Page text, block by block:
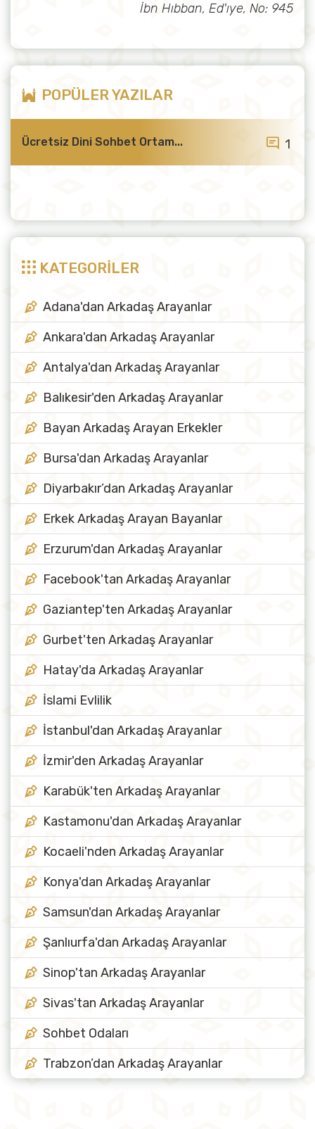
İbn Hıbban, Ed'ıye, No: 945
POPÜLER YAZILAR
Ücretsiz Dini Sohbet Ortam... 1
KATEGORİLER
Adana'dan Arkadaş Arayanlar
Ankara'dan Arkadaş Arayanlar
Antalya'dan Arkadaş Arayanlar
Balıkesir'den Arkadaş Arayanlar
Bayan Arkadaş Arayan Erkekler
Bursa'dan Arkadaş Arayanlar
Diyarbakır’dan Arkadaş Arayanlar
Erkek Arkadaş Arayan Bayanlar
Erzurum'dan Arkadaş Arayanlar
Facebook'tan Arkadaş Arayanlar
Gaziantep'ten Arkadaş Arayanlar
Gurbet'ten Arkadaş Arayanlar
Hatay'da Arkadaş Arayanlar
İslami Evlilik
İstanbul'dan Arkadaş Arayanlar
İzmir'den Arkadaş Arayanlar
Karabük'ten Arkadaş Arayanlar
Kastamonu'dan Arkadaş Arayanlar
Kocaeli'nden Arkadaş Arayanlar
Konya'dan Arkadaş Arayanlar
Samsun'dan Arkadaş Arayanlar
Şanlıurfa'dan Arkadaş Arayanlar
Sinop'tan Arkadaş Arayanlar
Sivas'tan Arkadaş Arayanlar
Sohbet Odaları
Trabzon’dan Arkadaş Arayanlar